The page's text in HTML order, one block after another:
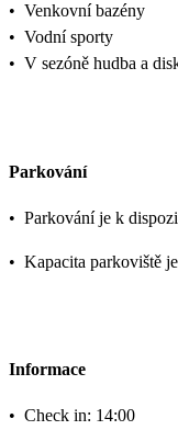
• Venkovní bazény
• Vodní sporty
• V sezóně hudba a
Parkování
• Parkování je k
• Kapacita parkoviště
Informace
• Check in: 14:00